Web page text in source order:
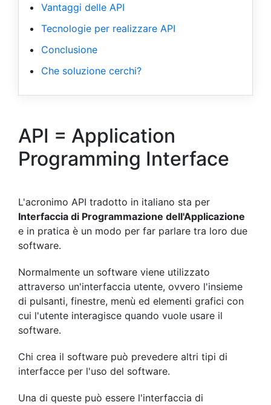
Vantaggi delle API
Tecnologie per realizzare API
Conclusione
Che soluzione cerchi?
API = Application
Programming Interface
L'acronimo API tradotto in italiano sta per
Interfaccia di Programmazione dell'Applicazione
e in pratica è un modo per far parlare tra loro due
software.
Normalmente un software viene utilizzato
attraverso un'interfaccia utente, ovvero l'insieme
di pulsanti, finestre, menù ed elementi grafici con
cui l'utente interagisce quando vuole usare il
software.
Chi crea il software può prevedere altri tipi di
interfacce per l'uso del software.
Una di queste può essere l'interfaccia di